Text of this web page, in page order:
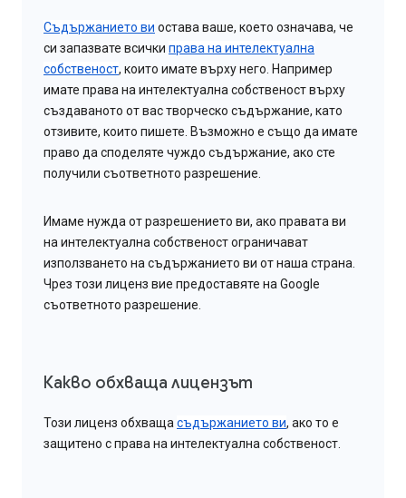
Съдържанието ви остава ваше, което означава, че
си запазвате всички права на интелектуална
собственост, които имате върху него. Например
имате права на интелектуална собственост върху
създаваното от вас творческо съдържание, като
отзивите, които пишете. Възможно е също да имате
право да споделяте чуждо съдържание, ако сте
получили съответното разрешение.
Имаме нужда от разрешението ви, ако правата ви
на интелектуална собственост ограничават
използването на съдържанието ви от наша страна.
Чрез този лиценз вие предоставяте на Google
съответното разрешение.
Какво обхваща лицензът
Този лиценз обхващасъдържанието ви, ако то е
защитено с права на интелектуална собственост.